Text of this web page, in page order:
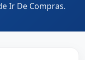
Ir De Compras.